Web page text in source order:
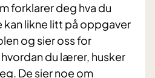
forklarer deg hva du
kan likne litt på oppgaver
og sier oss for
du lærer, husker
De sier noe om